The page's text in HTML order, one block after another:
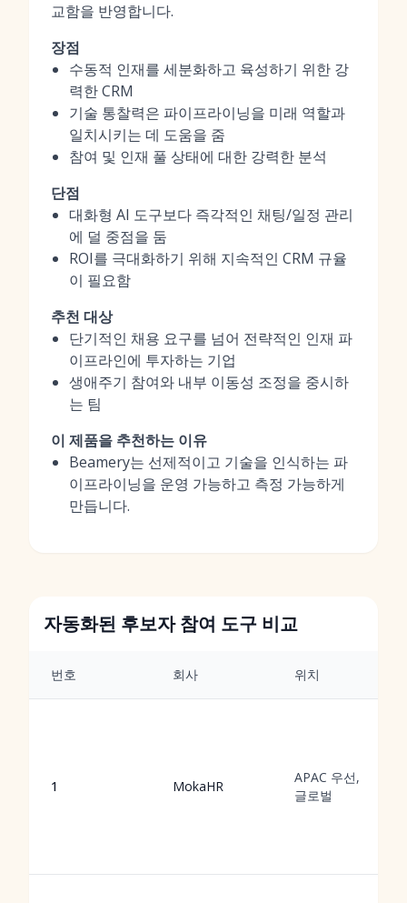
교함을 반영합니다.
장점
수동적 인재를 세분화하고 육성하기 위한 강
력한 CRM
기술 통찰력은 파이프라이닝을 미래 역할과
일치시키는 데 도움을 줌
참여 및 인재 풀 상태에 대한 강력한 분석
단점
대화형 AI 도구보다 즉각적인 채팅/일정 관리
에 덜 중점을 둠
ROI를 극대화하기 위해 지속적인 CRM 규율
이 필요함
추천 대상
단기적인 채용 요구를 넘어 전략적인 인재 파
이프라인에 투자하는 기업
생애주기 참여와 내부 이동성 조정을 중시하
는 팀
이 제품을 추천하는 이유
Beamery는 선제적이고 기술을 인식하는 파
이프라이닝을 운영 가능하고 측정 가능하게
만듭니다.
자동화된 후보자 참여 도구 비교
번호 회사 위치
1 MokaHR
APAC 우선,
글로벌